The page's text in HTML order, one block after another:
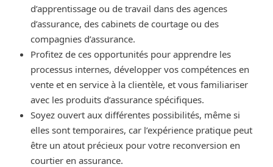
d’apprentissage ou de travail dans des agences
d’assurance, des cabinets de courtage ou des
compagnies d’assurance.
Profitez de ces opportunités pour apprendre les
processus internes, développer vos compétences en
vente et en service à la clientèle, et vous familiariser
avec les produits d’assurance spécifiques.
Soyez ouvert aux différentes possibilités, même si
elles sont temporaires, car l’expérience pratique peut
être un atout précieux pour votre reconversion en
courtier en assurance.